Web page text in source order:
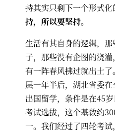
持其实只剩下一个形式
持，所以要坚持。
生活有其自身的逻辑，
子，那些没有企图的浇
有一阵春风拂过就出土
层一年半后，湖北省委
出国留学，条件是在45
考试选拔，这个基数约
一。我们经过了四轮考